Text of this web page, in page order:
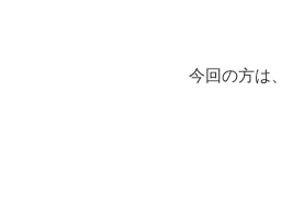
今回の方は、